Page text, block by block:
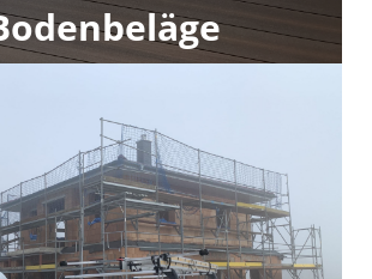
Bodenbeläge – ob Vinyl,
Saubere Arbeit, langlebige
Ergebnisse.